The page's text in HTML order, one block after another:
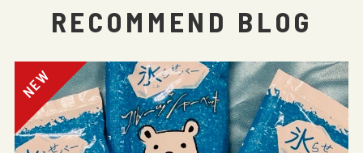
RECOMMEND BLOG